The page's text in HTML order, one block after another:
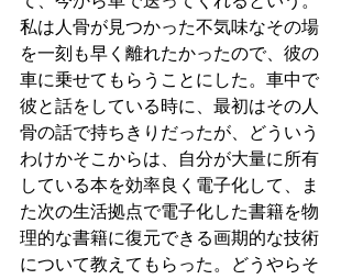
私は人骨が見つかった不気味なその場
を一刻も早く離れたかったので、彼の
車に乗せてもらうことにした。車中で
彼と話をしている時に、最初はその人
骨の話で持ちきりだったが、どういう
わけかそこからは、自分が大量に所有
している本を効率良く電子化して、ま
た次の生活拠点で電子化した書籍を物
理的な書籍に復元できる画期的な技術
について教えてもらった。どうやらそ